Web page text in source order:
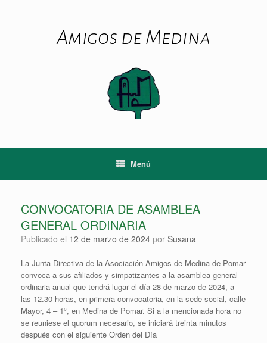
Amigos de Medina
Menú
CONVOCATORIA DE ASAMBLEA
GENERAL ORDINARIA
Publicado el 12 de marzo de 2024 por Susana
La Junta Directiva de la Asociación Amigos de Medina de Pomar
convoca a sus afiliados y simpatizantes a la asamblea general
ordinaria anual que tendrá lugar el día 28 de marzo de 2024, a
las 12.30 horas, en primera convocatoria, en la sede social, calle
Mayor, 4 – 1º, en Medina de Pomar. Si a la mencionada hora no
se reuniese el quorum necesario, se iniciará treinta minutos
después con el siguiente Orden del Día